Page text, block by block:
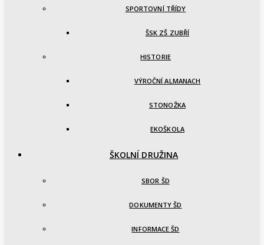
SPORTOVNÍ TŘÍDY
ŠSK ZŠ ZUBŘÍ
HISTORIE
VÝROČNÍ ALMANACH
STONOŽKA
EKOŠKOLA
ŠKOLNÍ DRUŽINA
SBOR ŠD
DOKUMENTY ŠD
INFORMACE ŠD